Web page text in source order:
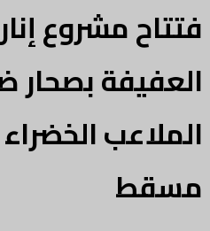
فتتاح مشروع
العفيفة بصحار
الملاعب
مسقط